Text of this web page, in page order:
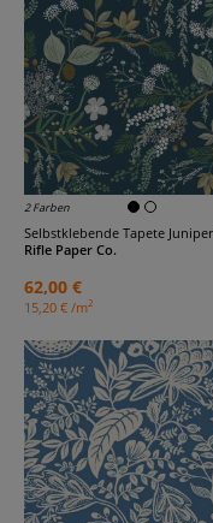
2 Farben
Selbstklebende Tapete
Rifle Paper Co.
62,00 €
15,20 € /m2